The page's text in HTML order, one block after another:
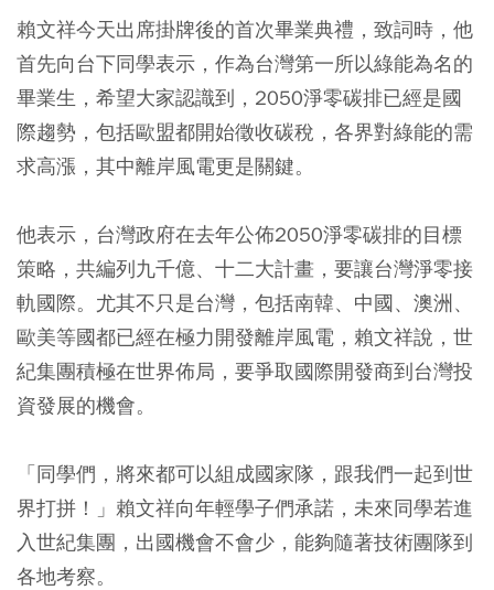
賴文祥今天出席掛牌後的首次畢業典禮，致詞時，他
首先向台下同學表示，作為台灣第一所以綠能為名的
畢業生，希望大家認識到，2050淨零碳排已經是國
際趨勢，包括歐盟都開始徵收碳稅，各界對綠能的需
求高漲，其中離岸風電更是關鍵。
他表示，台灣政府在去年公佈2050淨零碳排的目標
策略，共編列九千億、十二大計畫，要讓台灣淨零接
軌國際。尤其不只是台灣，包括南韓、中國、澳洲、
歐美等國都已經在極力開發離岸風電，賴文祥說，世
紀集團積極在世界佈局，要爭取國際開發商到台灣投
資發展的機會。
「同學們，將來都可以組成國家隊，跟我們一起到世
界打拼！」賴文祥向年輕學子們承諾，未來同學若進
入世紀集團，出國機會不會少，能夠隨著技術團隊到
各地考察。